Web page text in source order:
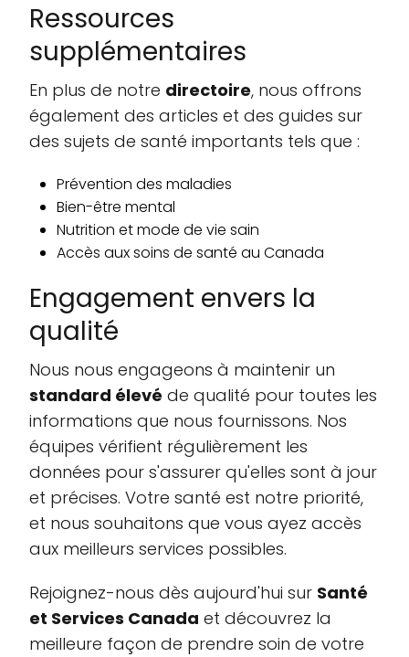
Ressources
supplémentaires
En plus de notre directoire, nous offrons
également des articles et des guides sur
des sujets de santé importants tels que :
Prévention des maladies
Bien-être mental
Nutrition et mode de vie sain
Accès aux soins de santé au Canada
Engagement envers la
qualité
Nous nous engageons à maintenir un
standard élevé de qualité pour toutes les
informations que nous fournissons. Nos
équipes vérifient régulièrement les
données pour s'assurer qu'elles sont à jour
et précises. Votre santé est notre priorité,
et nous souhaitons que vous ayez accès
aux meilleurs services possibles.
Rejoignez-nous dès aujourd'hui sur Santé
et Services Canada et découvrez la
meilleure façon de prendre soin de votre